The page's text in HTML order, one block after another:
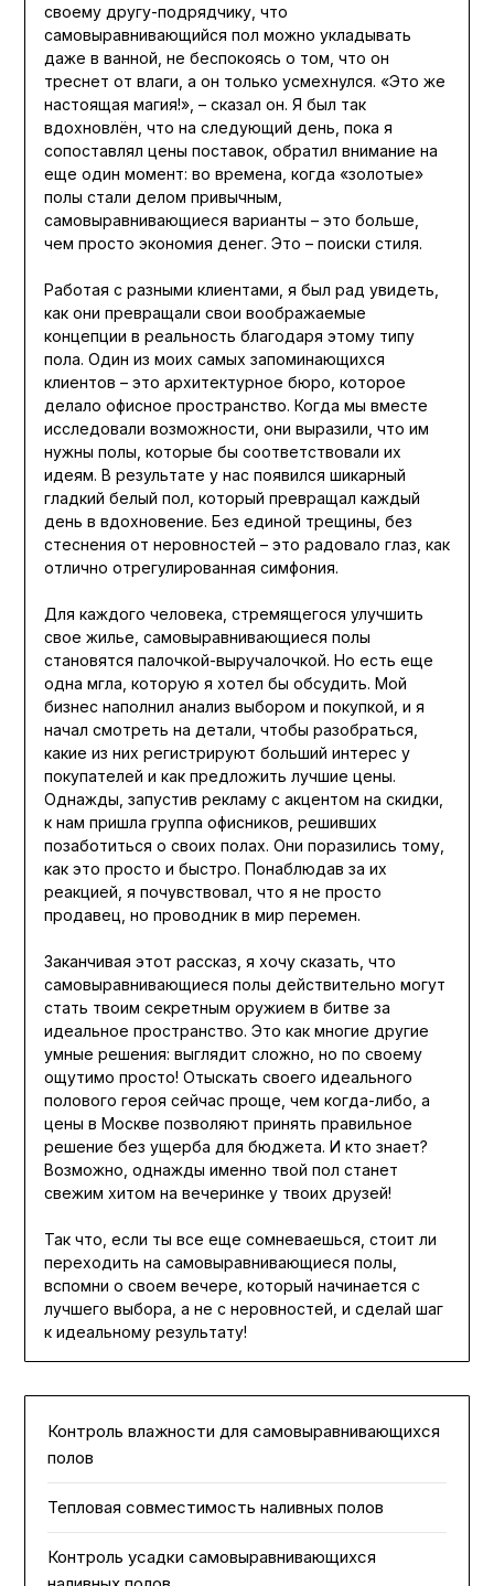
своему другу-подрядчику, что
самовыравнивающийся пол можно укладывать
даже в ванной, не беспокоясь о том, что он
треснет от влаги, а он только усмехнулся. «Это же
настоящая магия!», – сказал он. Я был так
вдохновлён, что на следующий день, пока я
сопоставлял цены поставок, обратил внимание на
еще один момент: во времена, когда «золотые»
полы стали делом привычным,
самовыравнивающиеся варианты – это больше,
чем просто экономия денег. Это – поиски стиля.
Работая с разными клиентами, я был рад увидеть,
как они превращали свои воображаемые
концепции в реальность благодаря этому типу
пола. Один из моих самых запоминающихся
клиентов – это архитектурное бюро, которое
делало офисное пространство. Когда мы вместе
исследовали возможности, они выразили, что им
нужны полы, которые бы соответствовали их
идеям. В результате у нас появился шикарный
гладкий белый пол, который превращал каждый
день в вдохновение. Без единой трещины, без
стеснения от неровностей – это радовало глаз, как
отлично отрегулированная симфония.
Для каждого человека, стремящегося улучшить
свое жилье, самовыравнивающиеся полы
становятся палочкой-выручалочкой. Но есть еще
одна мгла, которую я хотел бы обсудить. Мой
бизнес наполнил анализ выбором и покупкой, и я
начал смотреть на детали, чтобы разобраться,
какие из них регистрируют больший интерес у
покупателей и как предложить лучшие цены.
Однажды, запустив рекламу с акцентом на скидки,
к нам пришла группа офисников, решивших
позаботиться о своих полах. Они поразились тому,
как это просто и быстро. Понаблюдав за их
реакцией, я почувствовал, что я не просто
продавец, но проводник в мир перемен.
Заканчивая этот рассказ, я хочу сказать, что
самовыравнивающиеся полы действительно могут
стать твоим секретным оружием в битве за
идеальное пространство. Это как многие другие
умные решения: выглядит сложно, но по своему
ощутимо просто! Отыскать своего идеального
полового героя сейчас проще, чем когда-либо, а
цены в Москве позволяют принять правильное
решение без ущерба для бюджета. И кто знает?
Возможно, однажды именно твой пол станет
свежим хитом на вечеринке у твоих друзей!
Так что, если ты все еще сомневаешься, стоит ли
переходить на самовыравнивающиеся полы,
вспомни о своем вечере, который начинается с
лучшего выбора, а не с неровностей, и сделай шаг
к идеальному результату!
Контроль влажности для самовыравнивающихся
полов
Тепловая совместимость наливных полов
Контроль усадки самовыравнивающихся